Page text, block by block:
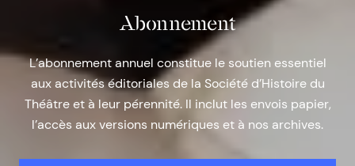
Abonnement
L’abonnement annuel constitue le soutien essentiel
aux activités éditoriales de la Société d’Histoire du
Théâtre et à leur pérennité. Il inclut les envois papier,
l’accès aux versions numériques et à nos archives.